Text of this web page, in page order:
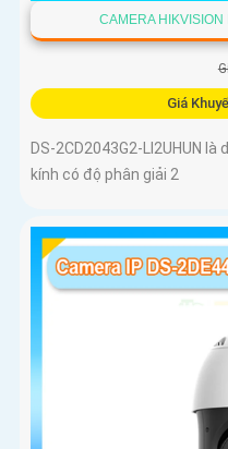
CAMERA
Giá
DS-2CD2043G2-LI2UHUN
kính có độ phân giải 2